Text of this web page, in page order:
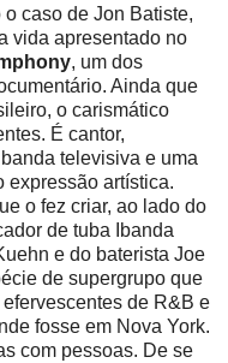
caso de Jon Batiste,
vida apresentado no
, um dos
Ainda que
o carismático
É cantor,
televisiva e uma
expressão artística.
o fez criar, ao lado do
de tuba Ibanda
e do baterista Joe
de supergrupo que
de R&B e
fosse em Nova York.
com pessoas. De se